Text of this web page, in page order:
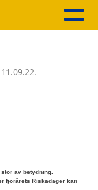
av betydning.
fjorårets Riskadager kan